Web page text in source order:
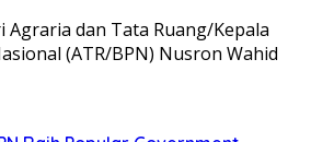
Agraria dan Tata Ruang/Kepala
(ATR/BPN) Nusron Wahid